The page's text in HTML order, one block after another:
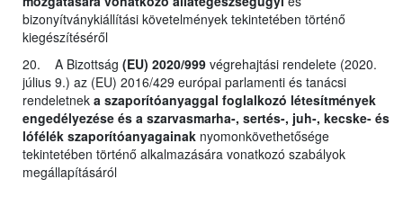
bizonyítványkiállítási követelmények tekintetében történő
kiegészítéséről
20. A Bizottság (EU) 2020/999 végrehajtási rendelete (2020.
július 9.) az (EU) 2016/429 európai parlamenti és tanácsi
rendeletnek a szaporítóanyaggal foglalkozó létesítmények
engedélyezése és a szarvasmarha-, sertés-, juh-, kecske- és
lófélék szaporítóanyagainak nyomonkövethetősége
tekintetében történő alkalmazására vonatkozó szabályok
megállapításáról